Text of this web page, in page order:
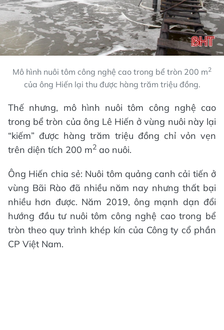
Mô hình nuôi tôm công nghệ cao trong bể tròn 200 m2
của ông Hiến lại thu được hàng trăm triệu đồng.
Thế nhưng, mô hình nuôi tôm công nghệ cao
trong bể tròn của ông Lê Hiến ở vùng nuôi này lại
“kiếm” được hàng trăm triệu đồng chỉ vỏn vẹn
trên diện tích 200 m2 ao nuôi.
Ông Hiến chia sẻ: Nuôi tôm quảng canh cải tiến ở
vùng Bãi Rào đã nhiều năm nay nhưng thất bại
nhiều hơn được. Năm 2019, ông mạnh dạn đổi
hướng đầu tư nuôi tôm công nghệ cao trong bể
tròn theo quy trình khép kín của Công ty cổ phần
CP Việt Nam.